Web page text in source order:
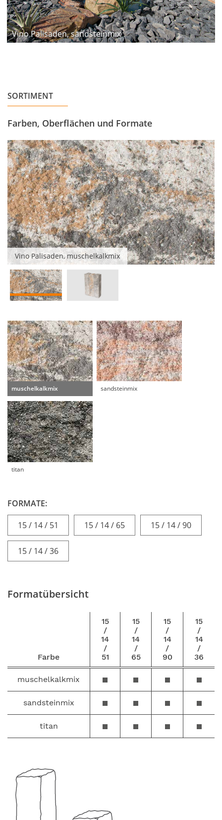
Vino Palisaden, sandsteinmix
SORTIMENT
Farben, Oberflächen und Formate
Vino Palisaden, muschelkalkmix
muschelkalkmix sandsteinmix
titan
FORMATE:
15 / 14 / 51
15 / 14 / 65 15 / 14 / 90
15 / 14 / 36
Formatübersicht
Farbe
15
/
14
/
51
15
/
14
/
65
15
/
14
/
90
15
/
14
/
36
muschelkalkmix
sandsteinmix
titan